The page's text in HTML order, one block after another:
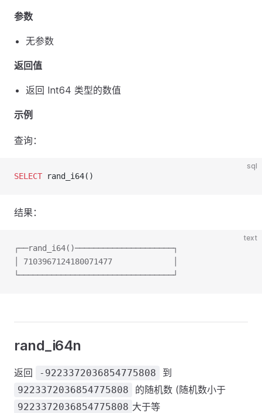
参数
无参数
返回值
返回 Int64 类型的数值
示例
查询：
sql
SELECT rand_i64()
结果：
text
┌──rand_i64()─────────────────────┐
│ 7103967124180071477             │
└─────────────────────────────────┘
rand_i64n
返回 -9223372036854775808 到
9223372036854775808 的随机数 (随机数小于
9223372036854775808 大于等